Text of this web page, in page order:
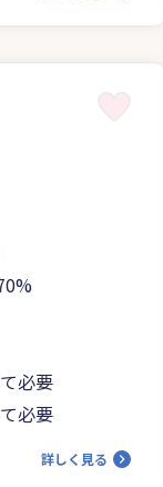
必要
必要
詳しく見る